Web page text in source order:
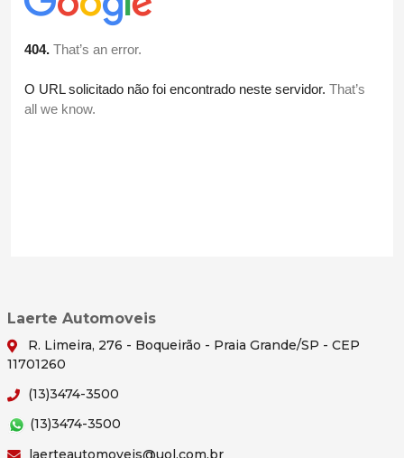
Laerte Automoveis
R. Limeira, 276 - Boqueirão - Praia Grande/SP - CEP
11701260
(13)3474-3500
(13)3474-3500
laerteautomoveis@uol.com.br